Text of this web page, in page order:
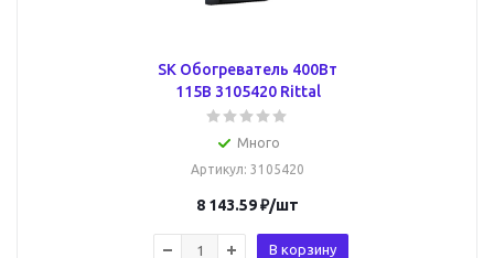
SK Обогреватель 400Вт
115В 3105420 Rittal
Много
Артикул: 3105420
8 143.59₽/шт
В корзину